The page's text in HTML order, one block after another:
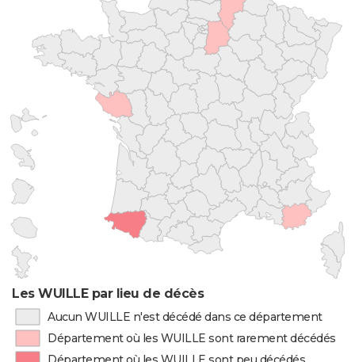
Les WUILLE par lieu de décès
Aucun WUILLE n'est décédé dans ce département
Département où les WUILLE sont rarement décédés